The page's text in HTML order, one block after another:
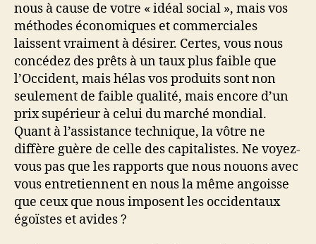
nous à cause de votre « idéal social », mais vos
méthodes économiques et commerciales
laissent vraiment à désirer. Certes, vous nous
concédez des prêts à un taux plus faible que
l’Occident, mais hélas vos produits sont non
seulement de faible qualité, mais encore d’un
prix supérieur à celui du marché mondial.
Quant à l’assistance technique, la vôtre ne
diffère guère de celle des capitalistes. Ne voyez-
vous pas que les rapports que nous nouons avec
vous entretiennent en nous la même angoisse
que ceux que nous imposent les occidentaux
égoïstes et avides ?